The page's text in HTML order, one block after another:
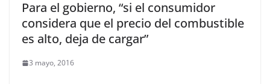
Para el gobierno, “si el consumidor
considera que el precio del combustible
es alto, deja de cargar”
3 mayo, 2016